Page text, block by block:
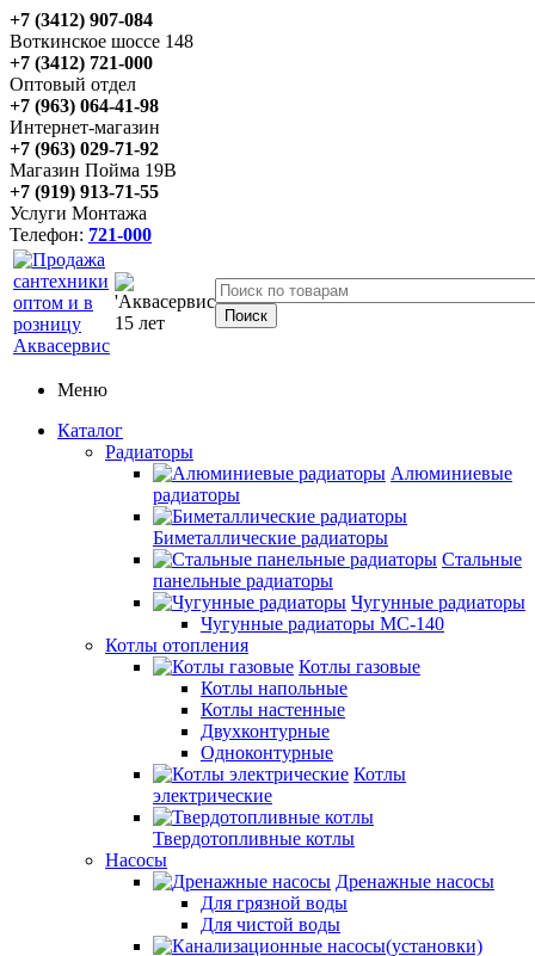
+7 (3412) 907-084
Воткинское шоссе 148
+7 (3412) 721-000
Оптовый отдел
+7 (963) 064-41-98
Интернет-магазин
+7 (963) 029-71-92
Магазин Пойма 19В
+7 (919) 913-71-55
Услуги Монтажа
Телефон: 721-000
Меню
Каталог
Радиаторы
Алюминиевые
радиаторы
Биметаллические радиаторы
Стальные
панельные радиаторы
Чугунные радиаторы
Чугунные радиаторы МС-140
Котлы отопления
Котлы газовые
Котлы напольные
Котлы настенные
Двухконтурные
Одноконтурные
Котлы
электрические
Твердотопливные котлы
Насосы
Дренажные насосы
Для грязной воды
Для чистой воды